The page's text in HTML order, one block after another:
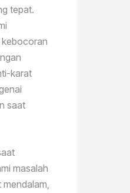
tepat.
kebocoran
karat
saat
masalah